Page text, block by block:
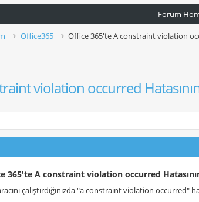
Forum
Office365 Office 365'te A constraint violation
violation occurred
365'te A constraint violation occurred
çalıştırdığınızda "a constraint violation occurred"